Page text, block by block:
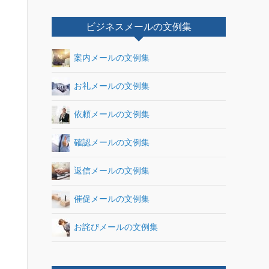
ビジネスメールの文例集
案内メールの文例集
お礼メールの文例集
依頼メールの文例集
確認メールの文例集
返信メールの文例集
催促メールの文例集
お詫びメールの文例集